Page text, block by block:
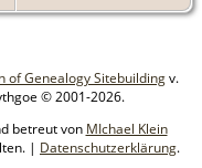
of Genealogy Sitebuildingv.
© 2001-2026.
betreut von MIchael Klein
| Datenschutzerklärung.